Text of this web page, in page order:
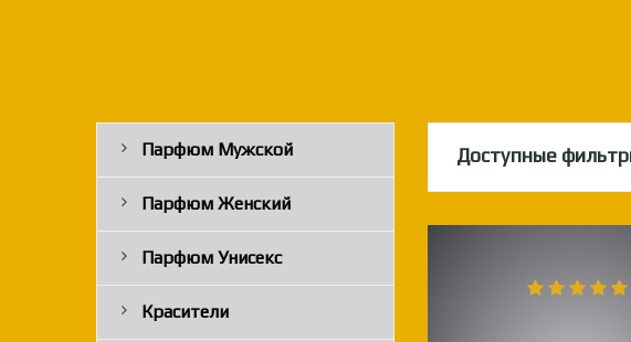
Парфюм Мужской
Парфюм Женский
Парфюм Унисекс
Красители
Доступные